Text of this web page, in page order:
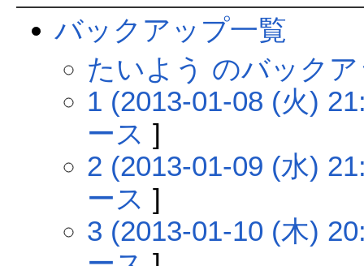
バックアップ一覧
たいよう のバック
1 (2013-01-08 (火)
ース ]
2 (2013-01-09 (水)
ース ]
3 (2013-01-10 (木)